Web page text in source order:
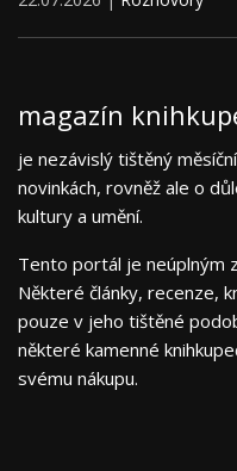
magazín
je nezávislý tištěný
novinkách, rovněž ale o
kultury a umění.
Tento portál je neúplným
Některé články, recenze,
pouze v jeho tištěné
některé kamenné
svému nákupu.